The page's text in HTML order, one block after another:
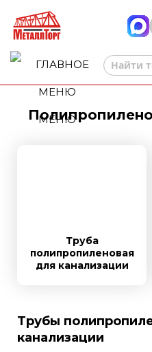
МЕНЮ
Труба
полипропиленовая
для канализации
Трубы
канализации